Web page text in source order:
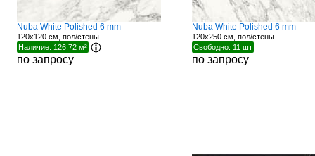
Nuba White Polished 6 mm
120x120 см, пол/стены
Наличие: 126.72 м²
по запросу
Nuba White Polished 6 mm
120x250 см, пол/стены
Свободно: 11 шт
по запросу